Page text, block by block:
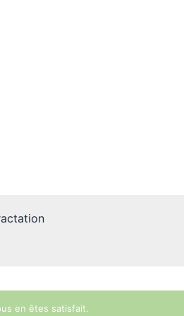
en êtes satisfait.